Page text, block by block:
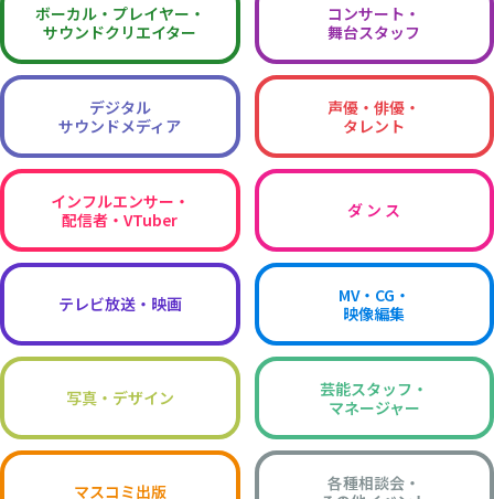
ボーカル・ プレイヤー・
サウンドクリエイター
コンサート・
舞台スタッフ
デジタル
サウンドメディア
声優・俳優・
タレント
インフルエンサー・
配信者・VTuber
ダ ン ス
テレビ放送・映画
MV・CG・
映像編集
写真・デザイン
芸能スタッフ・
マネージャー
マスコミ出版
各種相談会・